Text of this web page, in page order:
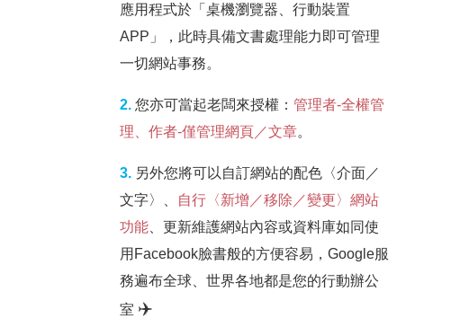
應用程式於「桌機瀏覽器、行動裝置
APP」，此時具備文書處理能力即可管理
一切網站事務。
2.您亦可當起老闆來授權： 管理者-全權管
理、作者-僅管理網頁／文章。
3.另外您將可以自訂網站的配色〈介面／
文字〉、
自行〈新增／移除／變更〉網站
功能、更新維護網站內容或資料庫如同使
用Facebook臉書般的方便容易，Google服
務遍布全球、世界各地都是您的行動辦公
室 ✈️